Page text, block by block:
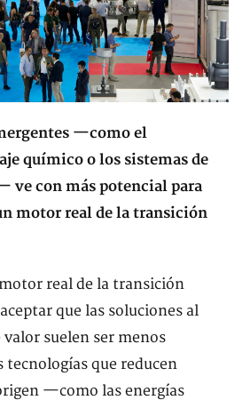
—como el
químico o los sistemas de
ve con más potencial para
motor real de la transición
real de la transición
que las soluciones al
suelen ser menos
tecnologías que reducen
—como las energías